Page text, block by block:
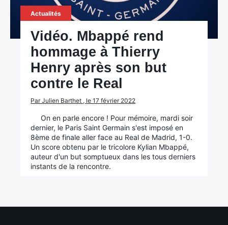
Actualités
Vidéo. Mbappé rend
hommage à Thierry
Henry après son but
contre le Real
Par Julien Barthet , le 17 février 2022
On en parle encore ! Pour mémoire, mardi soir
dernier, le Paris Saint Germain s'est imposé en
8ème de finale aller face au Real de Madrid, 1-0.
Un score obtenu par le tricolore Kylian Mbappé,
auteur d'un but somptueux dans les tous derniers
instants de la rencontre.